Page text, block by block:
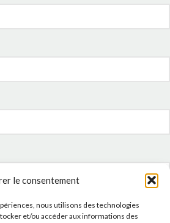
le consentement
nous utilisons des technologies
et/ou accéder aux informations des